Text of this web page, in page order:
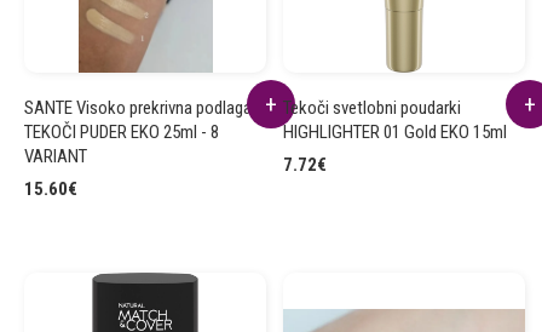
SANTE Visoko prekrivna podlaga
TEKOČI PUDER EKO 25ml - 8
VARIANT
15.60€
Tekoči svetlobni poudarki
HIGHLIGHTER 01 Gold EKO 15ml
7.72€